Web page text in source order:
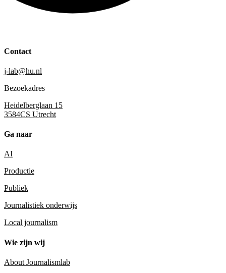
Contact
j-lab@hu.nl
Bezoekadres
Heidelberglaan 15
3584CS Utrecht
Ga naar
AI
Productie
Publiek
Journalistiek onderwijs
Local journalism
Wie zijn wij
About Journalismlab